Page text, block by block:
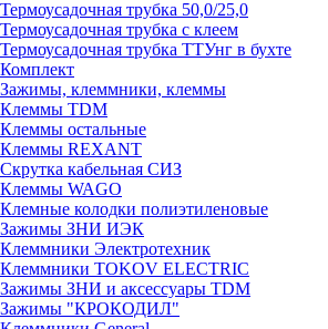
Термоусадочная трубка 50,0/25,0
Термоусадочная трубка с клеем
Термоусадочная трубка ТТУнг в бухте
Комплект
Зажимы, клеммники, клеммы
Клеммы TDM
Клеммы остальные
Клеммы REXANT
Скрутка кабельная СИЗ
Клеммы WAGO
Клемные колодки полиэтиленовые
Зажимы ЗНИ ИЭК
Клеммники Электротехник
Клеммники TOKOV ELECTRIC
Зажимы ЗНИ и аксессуары TDM
Зажимы "КРОКОДИЛ"